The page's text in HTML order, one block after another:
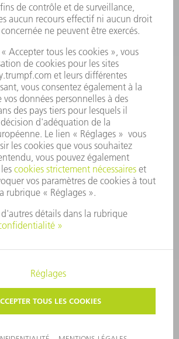
DE L'ENTREPRISE
PRESSE
ET CLIMAT
DES DONNÉES PERSONNELLES
ET DROIT DES MARQUES
PARAMÈTRES VIE PRIVÉE